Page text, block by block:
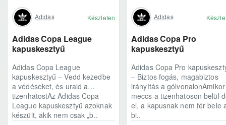
Adidas Készleten
Adidas Copa League
kapuskesztyű
Adidas Copa League
kapuskesztyű – Vedd kezedbe
a védéseket, és urald a
tizenhatostAz Adidas Copa
League kapuskesztyű azoknak
készült, akik nem csak „b..
Adidas
Adidas Copa Pro
kapuskesztyű
Adidas Copa Pro
– Biztos fogás, magabiztos
irányítás a
meccs a tizenhatoson belül
el, a kapusnak nem fér bele
bi..